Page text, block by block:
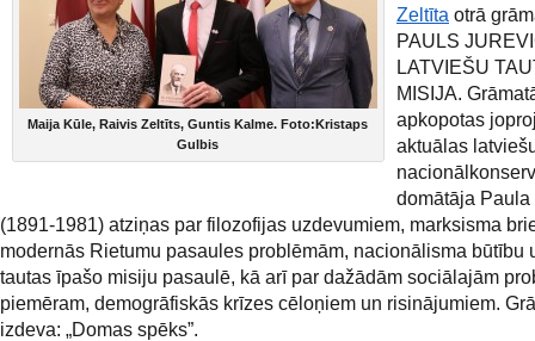
Maija Kūle, Raivis Zeltīts, Guntis Kalme. Foto:Kristaps
Gulbis
Zeltīta otrā
PAULS
LATVIEŠU
MISIJA.
apkopotas
aktuālas
domātāja Paula
(1891-1981) atziņas par filozofijas uzdevumiem, marksisma
modernās Rietumu pasaules problēmām, nacionālisma būtību
tautas īpašo misiju pasaulē, kā arī par dažādām sociālajām
piemēram, demogrāfiskās krīzes cēloņiem un risinājumiem.
izdeva: „Domas spēks”.